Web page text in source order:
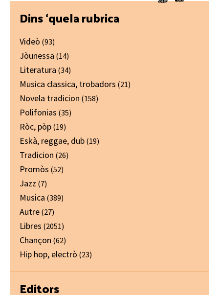
Primary
Sidebar
Dins ‘quela rubrica
Videò (93)
Jòunessa (14)
Literatura (34)
Musica classica, trobadors (21)
Novela tradicion (158)
Polifonias (35)
Ròc, pòp (19)
Eskà, reggae, dub (19)
Tradicion (26)
Promòs (52)
Jazz (7)
Musica (389)
Autre (27)
Libres (2051)
Chançon (62)
Hip hop, electrò (23)
Editors